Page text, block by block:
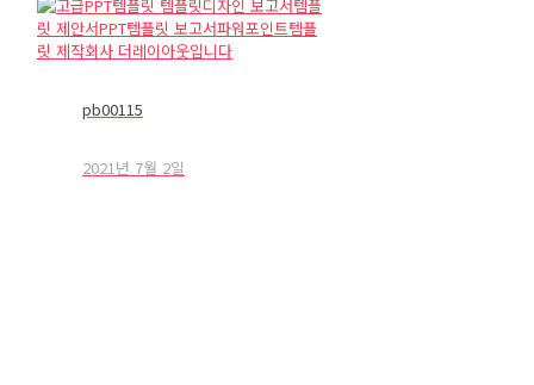
pb00115
2021년 7월 2일